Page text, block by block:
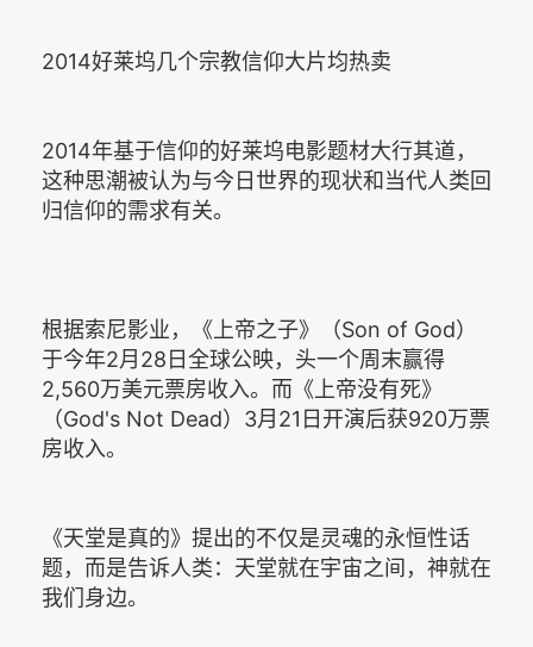
2014好莱坞几个宗教信仰大片均热卖
2014年基于信仰的好莱坞电影题材大行其道，
这种思潮被认为与今日世界的现状和当代人类回
归信仰的需求有关。
根据索尼影业，《上帝之子》（Son of God）
于今年2月28日全球公映，头一个周末赢得
2,560万美元票房收入。而《上帝没有死》
（God's Not Dead）3月21日开演后获920万票
房收入。
《天堂是真的》提出的不仅是灵魂的永恒性话
题，而是告诉人类：天堂就在宇宙之间，神就在
我们身边。